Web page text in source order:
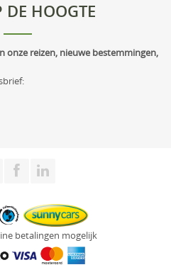
DE HOOGTE
onze reizen, nieuwe bestemmingen,
betalingen mogelijk